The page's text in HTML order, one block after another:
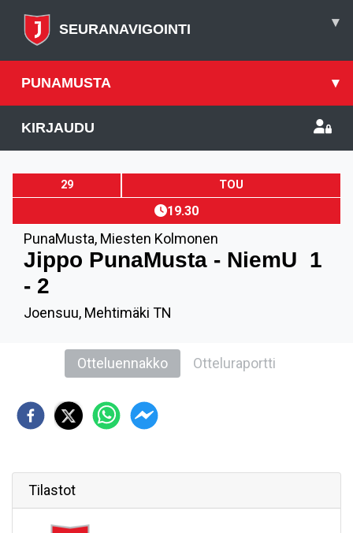
SEURANAVIGOINTI ▾
PUNAMUSTA ▾
KIRJAUDU
29 TOU
19.30
PunaMusta, Miesten Kolmonen
Jippo PunaMusta - NiemU 1
- 2
Joensuu, Mehtimäki TN
Otteluennakko Otteluraportti
Tilastot